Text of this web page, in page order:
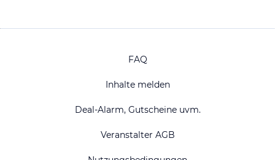
FAQ
Inhalte melden
Deal-Alarm, Gutscheine uvm.
Veranstalter AGB